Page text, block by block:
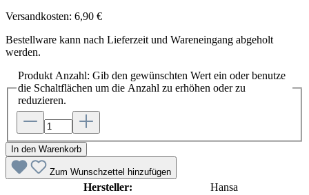
Versandkosten: 6,90 €
Bestellware kann nach Lieferzeit und Wareneingang abgeholt
werden.
Produkt Anzahl: Gib den gewünschten Wert ein oder benutze
die Schaltflächen um die Anzahl zu erhöhen oder zu
reduzieren.
In den Warenkorb
Zum Wunschzettel hinzufügen
Hersteller: Hansa